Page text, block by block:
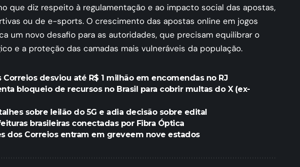
que diz respeito à regulamentação e ao impacto social das apostas,
ou de e-sports. O crescimento das apostas online em jogos
um novo desafio para as autoridades, que precisam equilibrar o
e a proteção das camadas mais vulneráveis da população.
Correios desviou até R$ 1 milhão em encomendas no RJ
bloqueio de recursos no Brasil para cobrir multas do X (ex-
sobre leilão do 5G e adia decisão sobre edital
brasileiras conectadas por Fibra Óptica
dos Correios entram em greveem nove estados